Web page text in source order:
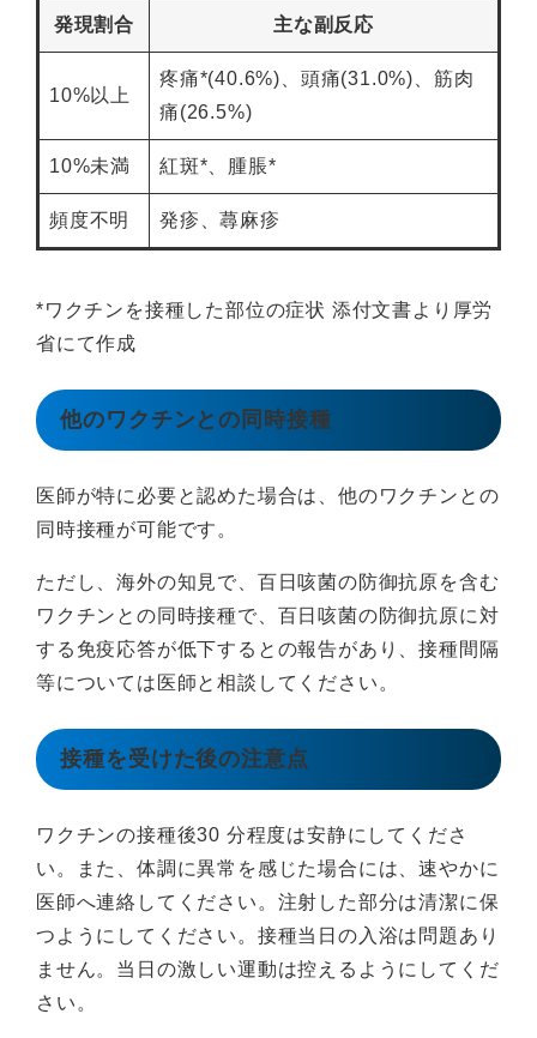
発現割合 主な副反応
10%以上
疼痛*(40.6%)、頭痛(31.0%)、筋肉
痛(26.5%)
10%未満 紅斑*、腫脹*
頻度不明 発疹、蕁麻疹
*ワクチンを接種した部位の症状 添付文書より厚労
省にて作成
他のワクチンとの同時接種
医師が特に必要と認めた場合は、他のワクチンとの
同時接種が可能です。
ただし、海外の知見で、百日咳菌の防御抗原を含む
ワクチンとの同時接種で、百日咳菌の防御抗原に対
する免疫応答が低下するとの報告があり、接種間隔
等については医師と相談してください。
接種を受けた後の注意点
ワクチンの接種後30 分程度は安静にしてくださ
い。また、体調に異常を感じた場合には、速やかに
医師へ連絡してください。注射した部分は清潔に保
つようにしてください。接種当日の入浴は問題あり
ません。当日の激しい運動は控えるようにしてくだ
さい。